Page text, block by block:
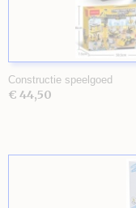
Constructie speelgoed
€ 44,50